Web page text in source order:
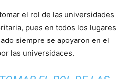
el rol de las universidades
pues en todos los lugares
siempre se apoyaron en el
las universidades.